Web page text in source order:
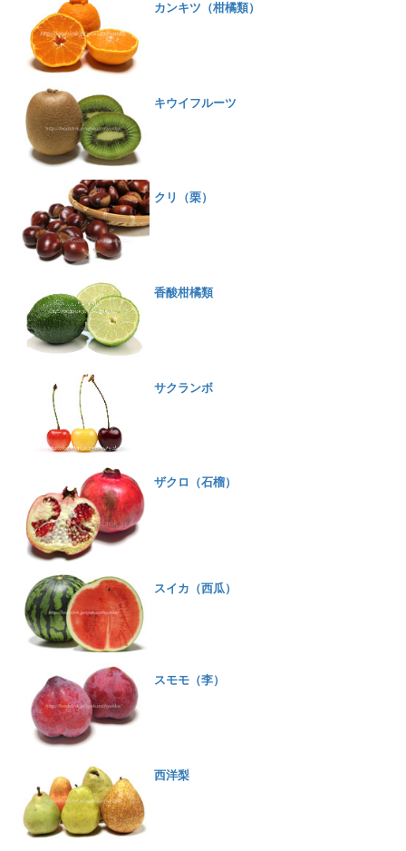
カンキツ（柑橘類）
キウイフルーツ
クリ（栗）
香酸柑橘類
サクランボ
ザクロ（石榴）
スイカ（西瓜）
スモモ（李）
西洋梨